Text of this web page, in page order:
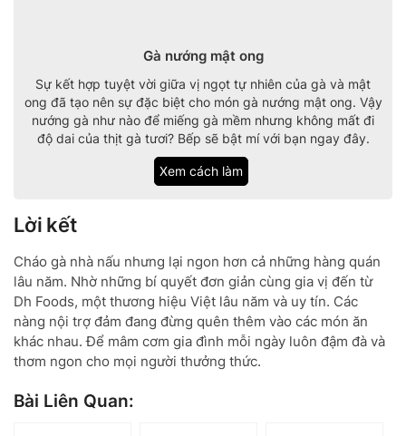
Gà nướng mật ong
Sự kết hợp tuyệt vời giữa vị ngọt tự nhiên của gà và mật
ong đã tạo nên sự đặc biệt cho món gà nướng mật ong. Vậy
nướng gà như nào để miếng gà mềm nhưng không mất đi
độ dai của thịt gà tươi? Bếp sẽ bật mí với bạn ngay đây.
Xem cách làm
Lời kết
Cháo gà nhà nấu nhưng lại ngon hơn cả những hàng quán
lâu năm. Nhờ những bí quyết đơn giản cùng gia vị đến từ
Dh Foods, một thương hiệu Việt lâu năm và uy tín. Các
nàng nội trợ đảm đang đừng quên thêm vào các món ăn
khác nhau. Để mâm cơm gia đình mỗi ngày luôn đậm đà và
thơm ngon cho mọi người thưởng thức.
Bài Liên Quan: